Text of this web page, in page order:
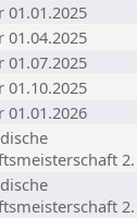
01.01.2025
01.04.2025
01.07.2025
01.10.2025
01.01.2026